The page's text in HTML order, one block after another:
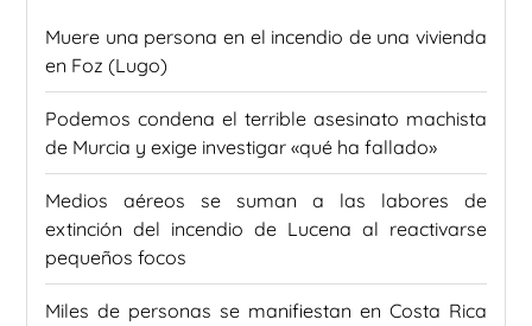
Muere una persona en el incendio de una vivienda
en Foz (Lugo)
Podemos condena el terrible asesinato machista
de Murcia y exige investigar «qué ha fallado»
Medios aéreos se suman a las labores de
extinción del incendio de Lucena al reactivarse
pequeños focos
Miles de personas se manifiestan en Costa Rica